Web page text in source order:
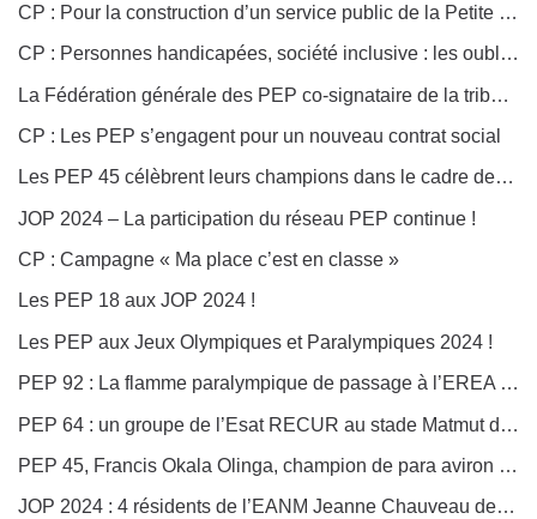
CP : Pour la construction d’un service public de la Petite Enfance, centré sur la qualité, l’accès, la prévention et l’égalité
CP : Personnes handicapées, société inclusive : les oubliées ?
La Fédération générale des PEP co-signataire de la tribune du collectif « Les 400 000 »
CP : Les PEP s’engagent pour un nouveau contrat social
Les PEP 45 célèbrent leurs champions dans le cadre des Jeux paralympiques
JOP 2024 – La participation du réseau PEP continue !
CP : Campagne « Ma place c’est en classe »
Les PEP 18 aux JOP 2024 !
Les PEP aux Jeux Olympiques et Paralympiques 2024 !
PEP 92 : La flamme paralympique de passage à l’EREA Lycée Toulouse Lautrec à Vaucresson
PEP 64 : un groupe de l’Esat RECUR au stade Matmut de Bordeaux
PEP 45, Francis Okala Olinga, champion de para aviron assiste aux finales d’aviron à Vaires-sur-Marne
JOP 2024 : 4 résidents de l’EANM Jeanne Chauveau des PEP 87-24 à Villeneuve d’Ascq pour les épreuves de Basket